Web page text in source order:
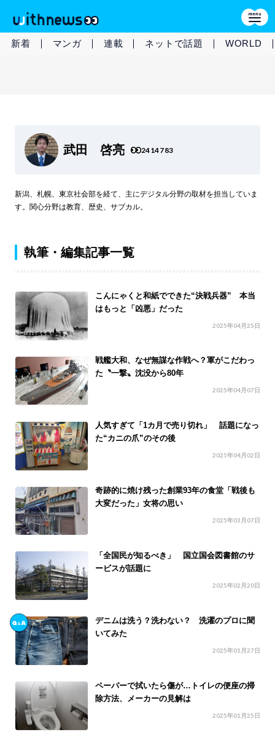
新着 マンガ 連載 ネットで話題 WORLD
武田 啓亮 2414783
新潟、札幌、東京社会部を経て、主にデジタル分野の取材を担当していま
す。関心分野は教育、歴史、サブカル。
執筆・編集記事一覧
こんにゃくと和紙でできた“決戦兵器” 本当
はもっと「凶悪」だった
2025年04月25日
戦艦大和、なぜ無謀な作戦へ？軍がこだわっ
た〝一撃〟沈没から80年
2025年04月07日
人気すぎて「1カ月で売り切れ」 話題になっ
た“カニの爪”のその後
2025年04月02日
奇跡的に焼け残った創業93年の食堂「戦後も
大変だった」女将の思い
2025年03月07日
「全国民が知るべき」 国立国会図書館のサ
ービスが話題に
2025年02月20日
デニムは洗う？洗わない？ 洗濯のプロに聞
いてみた
2025年01月27日
ペーパーで拭いたら傷が…トイレの便座の掃
除方法、メーカーの見解は
2025年01月25日